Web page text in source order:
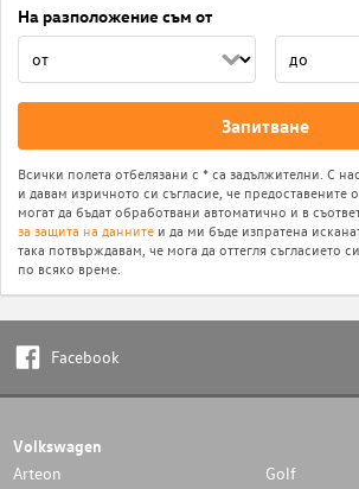
На разположение съм от
Запитване
Всички полета отбелязани с * са задължителни. С
и давам изричното си съгласие, че предоставените
могат да бъдат обработвани автоматично и в
за защита на данните и да ми бъде изпратена
така потвърждавам, че мога да оттегля съгласието
по всяко време.
Facebook
Volkswagen
Arteon
Golf